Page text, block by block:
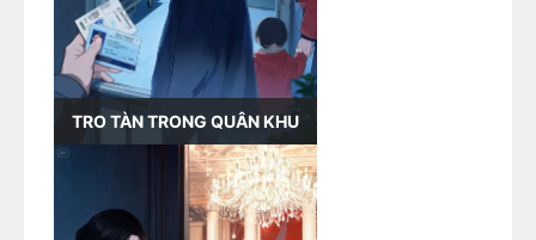
TRO TÀN TRONG QUÂN KHU